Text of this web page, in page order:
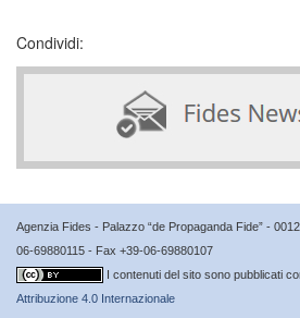
Condividi:
Agenzia Fides - Palazzo “de Propaganda Fide” -
06-69880115 - Fax +39-06-69880107
I contenuti del sito sono pubblicati
Attribuzione 4.0 Internazionale